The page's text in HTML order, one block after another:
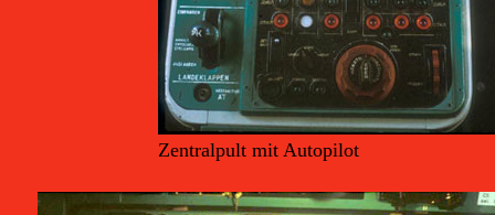
Zentralpult mit Autopilot